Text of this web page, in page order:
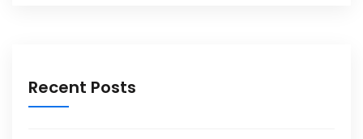
Recent Posts